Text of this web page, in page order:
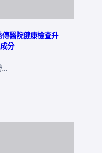
醫院健康檢查升
分
…